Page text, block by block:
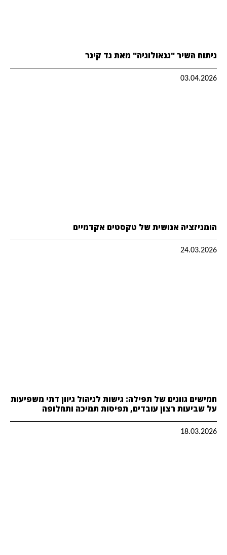
ניתוח השיר "גנאולוגיה" מאת גד קינר
03.04.2026
הומניזציה אנושית של טקסטים אקדמיים
24.03.2026
חמישים גוונים של תפילה: גישות לניהול גיוון דתי משפיעות
על שביעות רצון עובדים, תפיסות תמיכה ותחלופה
18.03.2026